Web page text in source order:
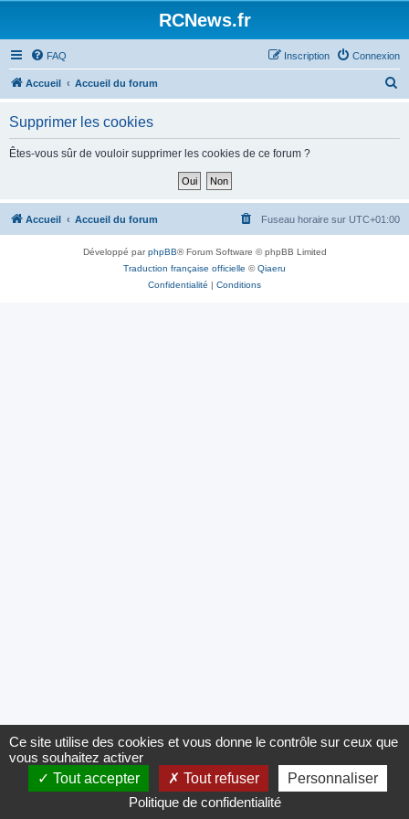
RCNews.fr
FAQ Connexion
Inscription
Accueil Accueil du forum
h
Supprimer les cookies
Êtes-vous sûr de vouloir supprimer les cookies de ce forum ?
Accueil Accueil du forum Fuseau horaire sur UTC+01:00
Développé parphpBB® Forum Software © phpBB Limited
Traduction française officielle ©Qiaeru
Confidentialité | Conditions
Panneau de gestion des cookies
Ce site utilise des cookies et vous donne le contrôle sur ceux que
vous souhaitez activer
Tout accepter
Tout refuser
Personnaliser
Politique de confidentialité